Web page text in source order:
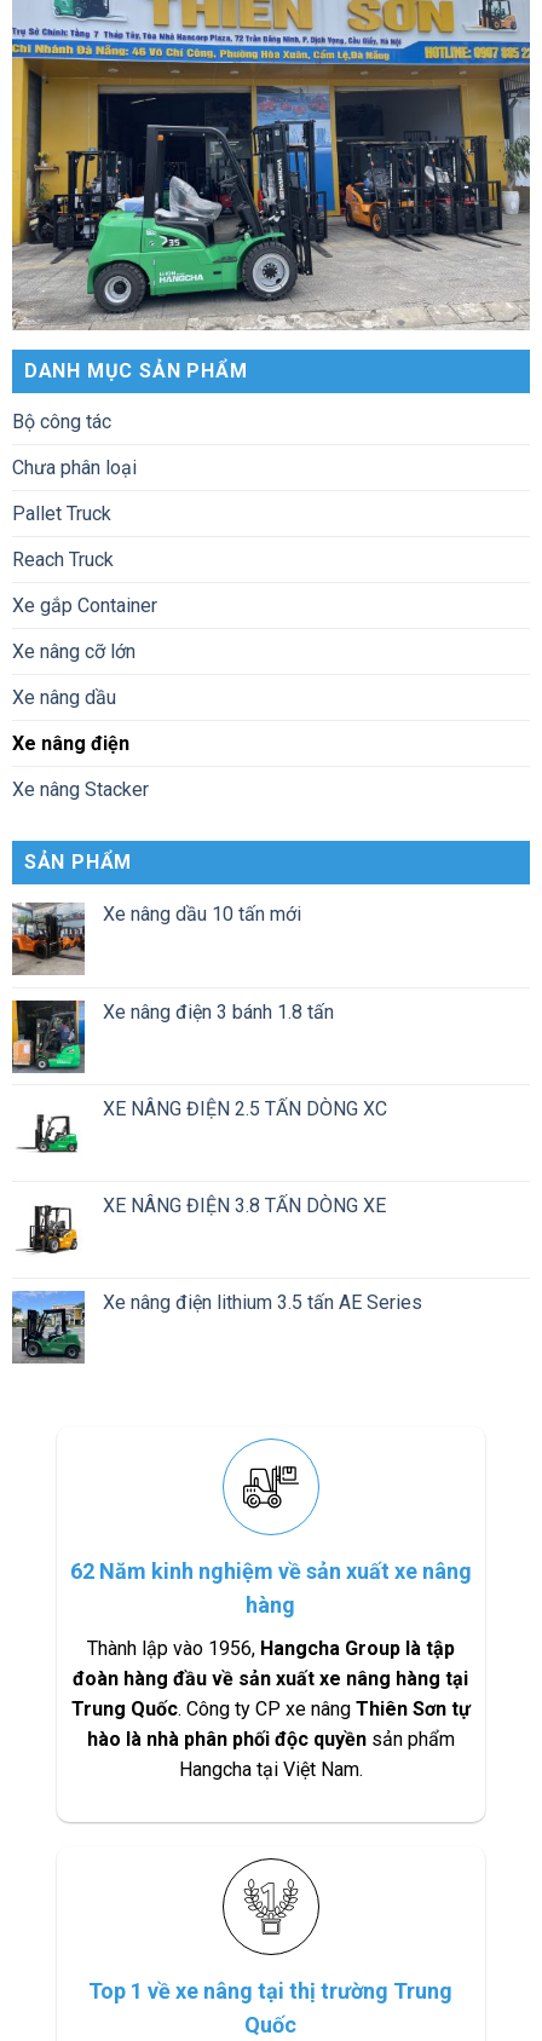
DANH MỤC SẢN PHẨM
Bộ công tác
Chưa phân loại
Pallet Truck
Reach Truck
Xe gắp Container
Xe nâng cỡ lớn
Xe nâng dầu
Xe nâng điện
Xe nâng Stacker
SẢN PHẨM
Xe nâng dầu 10 tấn mới
Xe nâng điện 3 bánh 1.8 tấn
XE NÂNG ĐIỆN 2.5 TẤN DÒNG XC
XE NÂNG ĐIỆN 3.8 TẤN DÒNG XE
Xe nâng điện lithium 3.5 tấn AE Series
62 Năm kinh nghiệm về sản xuất xe nâng
hàng
Thành lập vào 1956, Hangcha Group là tập
đoàn hàng đầu về sản xuất xe nâng hàng tại
Trung Quốc. Công ty CP xe nâng Thiên Sơn tự
hào là nhà phân phối độc quyềnsản phẩm
Hangcha tại Việt Nam.
Top 1 về xe nâng tại thị trường Trung
Quốc